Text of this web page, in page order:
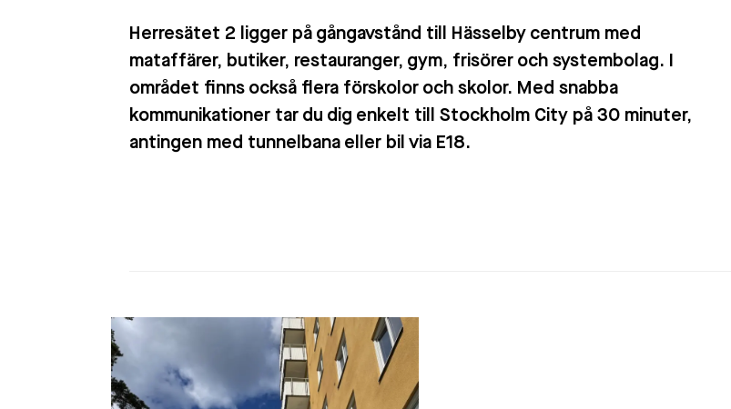
Herresätet 2 ligger på gångavstånd till Hässelby centrum med
mataffärer, butiker, restauranger, gym, frisörer och systembolag. I
området finns också flera förskolor och skolor. Med snabba
kommunikationer tar du dig enkelt till Stockholm City på 30 minuter,
antingen med tunnelbana eller bil via E18.